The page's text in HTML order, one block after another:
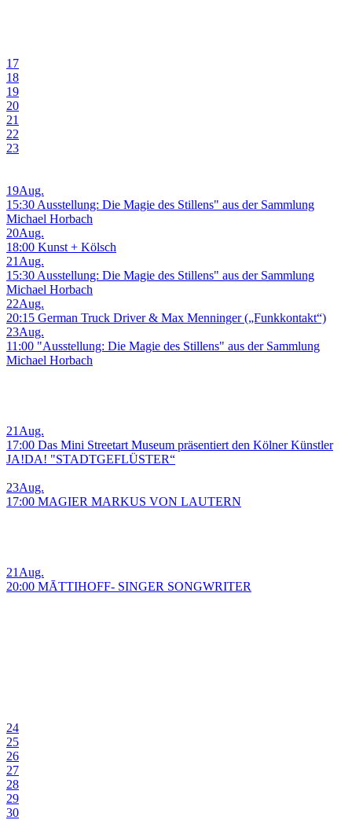
17
18
19
20
21
22
23
19Aug.
15:30 Ausstellung: Die Magie des Stillens" aus der Sammlung
Michael Horbach
20Aug.
18:00 Kunst + Kölsch
21 Aug.
15:30 Ausstellung: Die Magie des Stillens" aus der Sammlung
Michael Horbach
22Aug.
20:15 German Truck Driver & Max Menninger („Funkkontakt“)
23Aug.
11:00 "Ausstellung: Die Magie des Stillens" aus der Sammlung
Michael Horbach
21 Aug.
17:00 Das Mini Streetart Museum präsentiert den Kölner Künstler
JA!DA! "STADTGEFLÜSTER“
23Aug.
17:00 MAGIER MARKUS VON LAUTERN
21 Aug.
20:00 MĀTTIHOFF- SINGER SONGWRITER
24
25
26
27
28
29
30